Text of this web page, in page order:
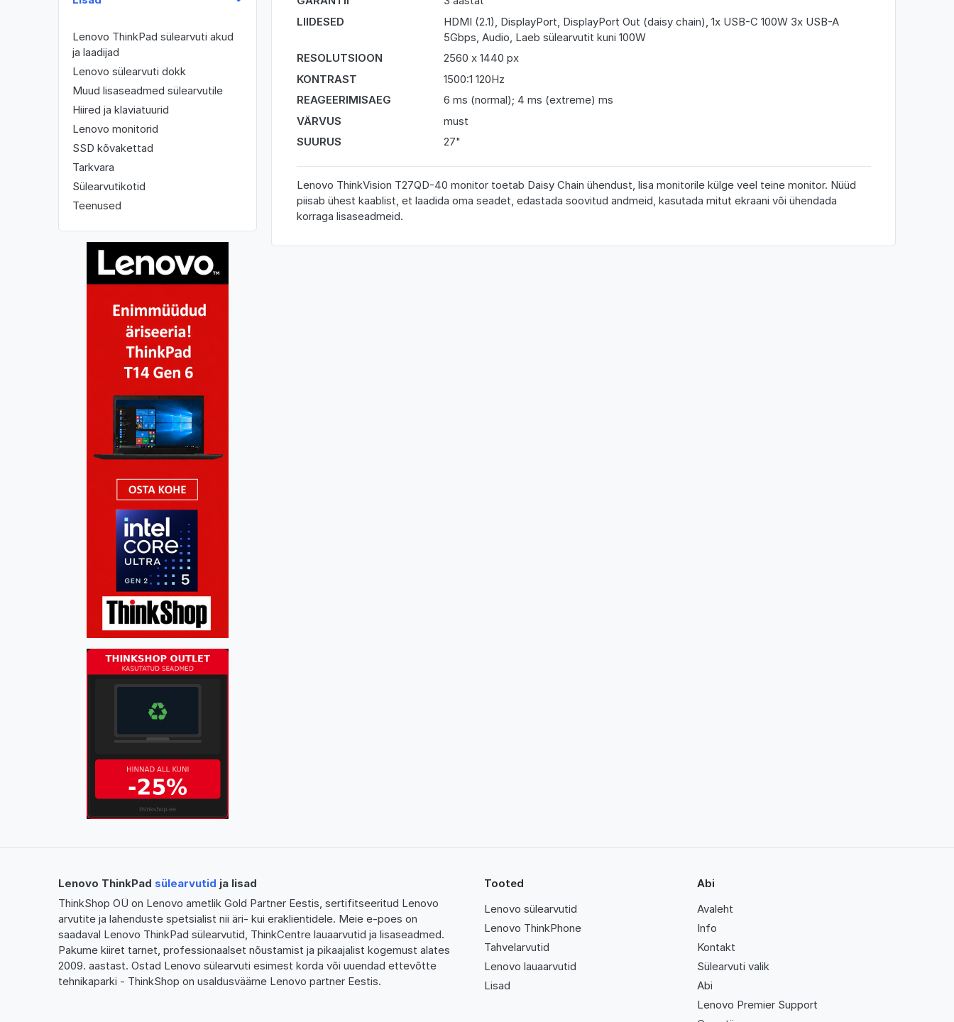
Lenovo ThinkPad sülearvuti akud
ja laadijad
Lenovo sülearvuti dokk
Muud lisaseadmed sülearvutile
Hiired ja klaviatuurid
Lenovo monitorid
SSD kõvakettad
Tarkvara
Sülearvutikotid
Teenused
LIIDESED
HDMI (2.1), DisplayPort, DisplayPort Out (daisy chain), 1x USB-C 100W 3x USB-A
5Gbps, Audio, Laeb sülearvutit kuni 100W
RESOLUTSIOON
2560 x 1440 px
KONTRAST
1500:1 120Hz
REAGEERIMISAEG
6 ms (normal); 4 ms (extreme) ms
VÄRVUS
must
SUURUS
27"
Lenovo ThinkVision T27QD-40 monitor toetab Daisy Chain ühendust, lisa monitorile külge veel teine monitor. Nüüd
piisab ühest kaablist, et laadida oma seadet, edastada soovitud andmeid, kasutada mitut ekraani või ühendada
korraga lisaseadmeid.
Lenovo ThinkPad sülearvutid ja lisad
ThinkShop OÜ on Lenovo ametlik Gold Partner Eestis, sertifitseeritud Lenovo
arvutite ja lahenduste spetsialist nii äri- kui eraklientidele. Meie e-poes on
saadaval Lenovo ThinkPad sülearvutid, ThinkCentre lauaarvutid ja lisaseadmed.
Pakume kiiret tarnet, professionaalset nõustamist ja pikaajalist kogemust alates
2009. aastast. Ostad Lenovo sülearvuti esimest korda või uuendad ettevõtte
tehnikaparki - ThinkShop on usaldusväärne Lenovo partner Eestis.
Tooted
Lenovo sülearvutid
Lenovo ThinkPhone
Tahvelarvutid
Lenovo lauaarvutid
Lisad
Abi
Avaleht
Info
Kontakt
Sülearvuti valik
Abi
Lenovo Premier Support